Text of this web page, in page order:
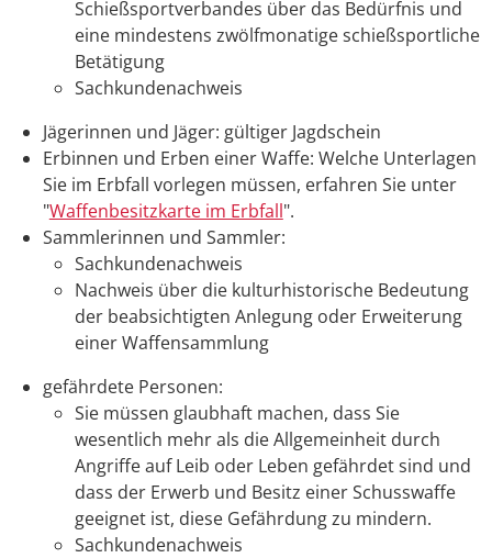
Schießsportverbandes über das Bedürfnis und
eine mindestens zwölfmonatige schießsportliche
Betätigung
Sachkundenachweis
Jägerinnen und Jäger: gültiger Jagdschein
Erbinnen und Erben einer Waffe: Welche Unterlagen
Sie im Erbfall vorlegen müssen, erfahren Sie unter
"Waffenbesitzkarte im Erbfall".
Sammlerinnen und Sammler:
Sachkundenachweis
Nachweis über die kulturhistorische Bedeutung
der beabsichtigten Anlegung oder Erweiterung
einer Waffensammlung
gefährdete Personen:
Sie müssen glaubhaft machen, dass Sie
wesentlich mehr als die Allgemeinheit durch
Angriffe auf Leib oder Leben gefährdet sind und
dass der Erwerb und Besitz einer Schusswaffe
geeignet ist, diese Gefährdung zu mindern.
Sachkundenachweis